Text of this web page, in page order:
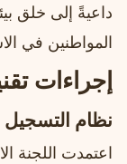
داعيةً إلى خلق
المواطنين في
إجراءات
نظام التسجيل
اعتمدت اللجنة